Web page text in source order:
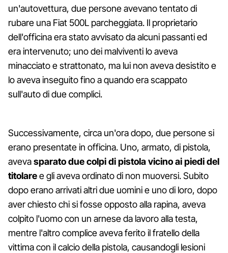
un'autovettura, due persone avevano tentato di
rubare una Fiat 500L parcheggiata. Il proprietario
dell'officina era stato avvisato da alcuni passanti ed
era intervenuto; uno dei malviventi lo aveva
minacciato e strattonato, ma lui non aveva desistito e
lo aveva inseguito fino a quando era scappato
sull'auto di due complici.
Successivamente, circa un'ora dopo, due persone si
erano presentate in officina. Uno, armato, di pistola,
avevasparato due colpi di pistola vicino ai piedi del
titolaree gli aveva ordinato di non muoversi. Subito
dopo erano arrivati altri due uomini e uno di loro, dopo
aver chiesto chi si fosse opposto alla rapina, aveva
colpito l'uomo con un arnese da lavoro alla testa,
mentre l'altro complice aveva ferito il fratello della
vittima con il calcio della pistola, causandogli lesioni